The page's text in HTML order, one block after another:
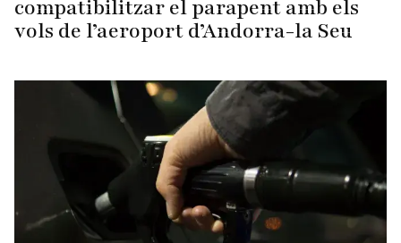
compatibilitzar el parapent amb els
vols de l’aeroport d’Andorra-la Seu